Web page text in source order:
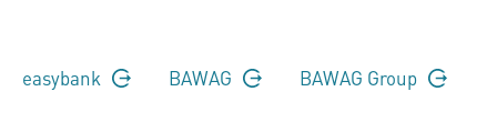
easybank BAWAG BAWAG Group